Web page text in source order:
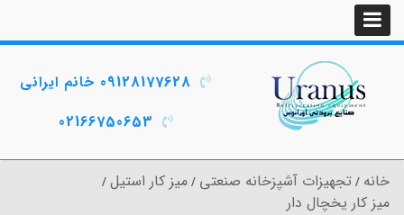
09128177628 خانم ایرانی
02166750653
خانه تجهیزات آشپزخانه صنعتی میز کار استیل
میز کار یخچال دار